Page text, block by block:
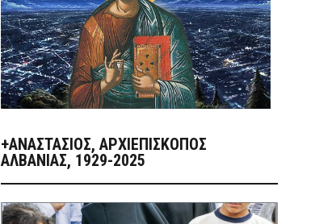
+ΑΝΑΣΤΆΣΙΟΣ, ΑΡΧΙΕΠΊΣΚΟΠΟΣ
ΑΛΒΑΝΊΑΣ, 1929-2025